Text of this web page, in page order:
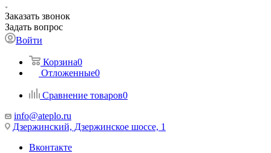
Заказать звонок
Задать вопрос
Войти
Корзина0
Отложенные0
Сравнение товаров0
info@ateplo.ru
Дзержинский, Дзержинское шоссе, 1
Вконтакте